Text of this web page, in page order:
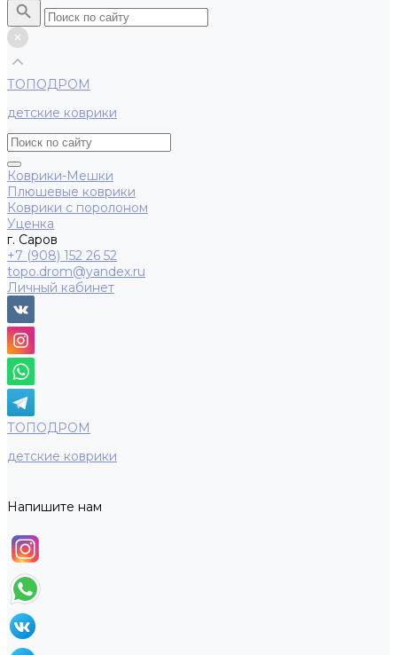
ТОПОДРОМ
детские коврики
Коврики-Мешки
Плюшевые коврики
Коврики с поролоном
Уценка
г. Саров
+7 (908) 152 26 52
topo.drom@yandex.ru
Личный кабинет
ТОПОДРОМ
детские коврики
Напишите нам